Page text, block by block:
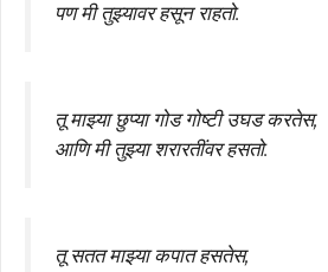
पण मी तुझ्यावर हसून राहतो.
तू माझ्या छुप्या गोड गोष्टी उघड करतेस,
आणि मी तुझ्या शरारतींवर हसतो.
तू सतत माझ्या कपात हसतेस,